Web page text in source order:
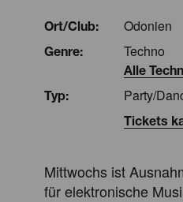
Ort/Club: Odonien
Genre: Techno
Alle
Typ:
Party/
Tickets
Mittwochs ist
für elektronische